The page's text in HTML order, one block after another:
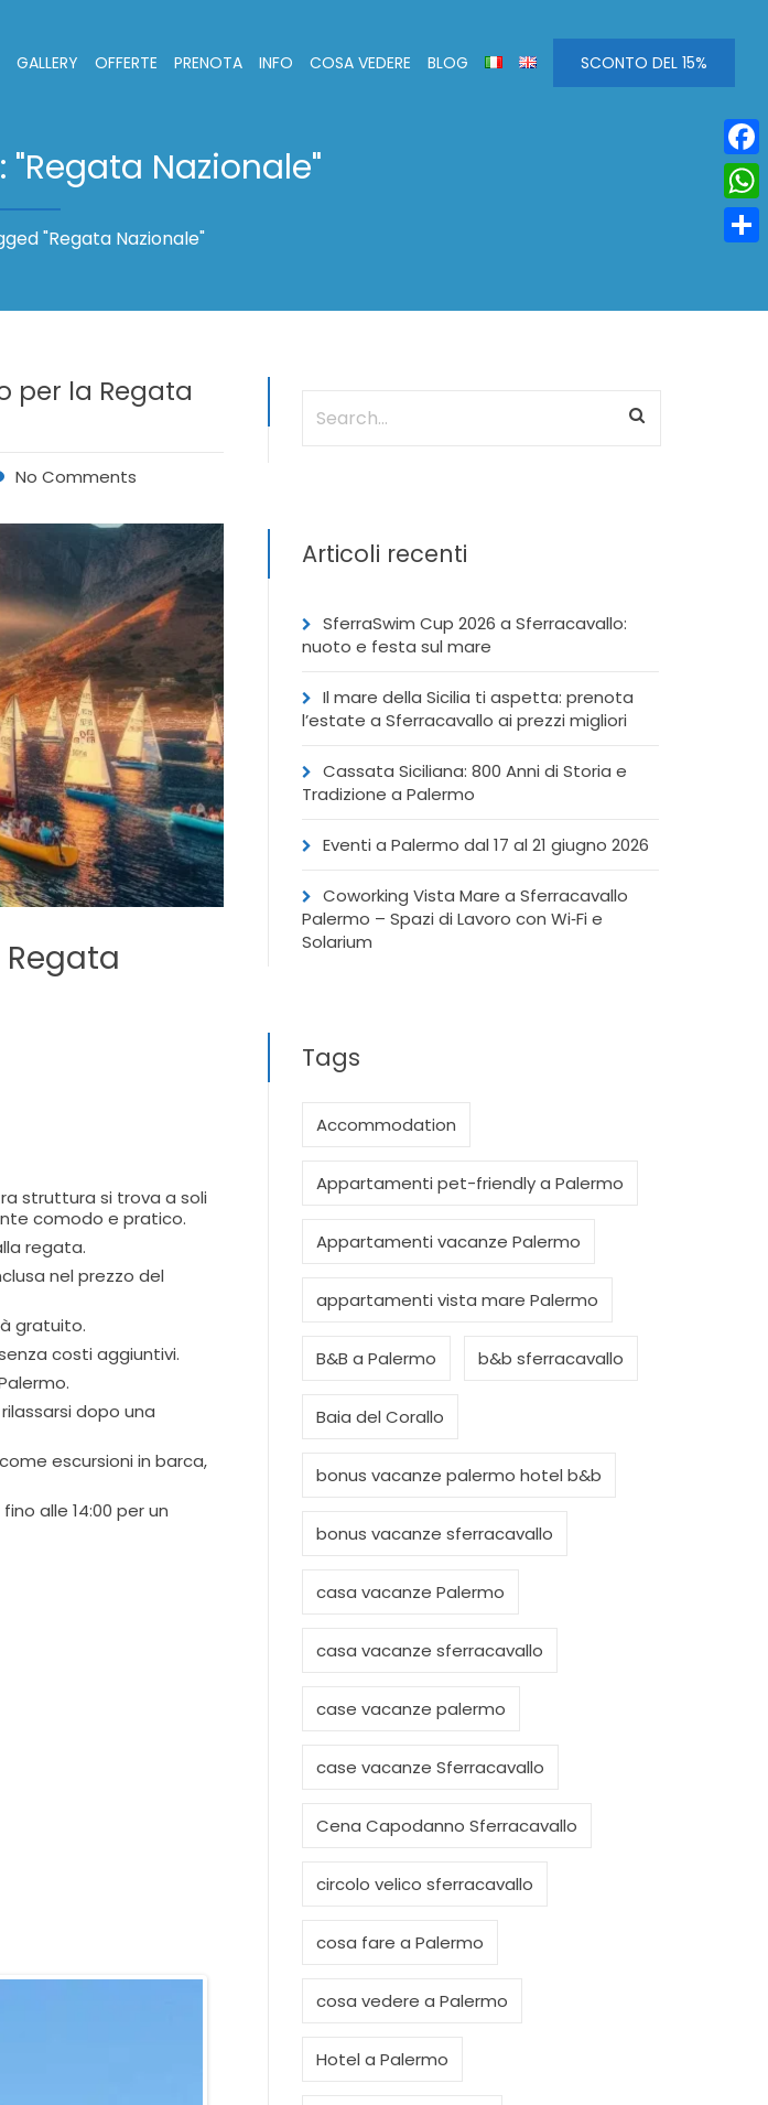
GALLERY OFFERTE PRENOTA INFO COSA VEDERE BLOG SCONTO DEL 15%
Nazionale"
"Regata Nazionale"
per la Regata
No Comments
struttura si trova a soli
comodo e pratico.
regata.
nel prezzo del
gratuito.
costi aggiuntivi.
dopo una
escursioni in barca,
alle 14:00 per un
Articoli recenti
SferraSwim Cup 2026 a Sferracavallo:
nuoto e festa sul mare
Il mare della Sicilia ti aspetta: prenota
l’estate a Sferracavallo ai prezzi migliori
Cassata Siciliana: 800 Anni di Storia e
Tradizione a Palermo
Eventi a Palermo dal 17 al 21 giugno 2026
Coworking Vista Mare a Sferracavallo
Palermo – Spazi di Lavoro con Wi‑Fi e
Solarium
Tags
Accommodation
Appartamenti pet-friendly a Palermo
Appartamenti vacanze Palermo
appartamenti vista mare Palermo
B&B a Palermo b&b sferracavallo
Baia del Corallo
bonus vacanze palermo hotel b&b
bonus vacanze sferracavallo
casa vacanze Palermo
casa vacanze sferracavallo
case vacanze palermo
case vacanze Sferracavallo
Cena Capodanno Sferracavallo
circolo velico sferracavallo
cosa fare a Palermo
cosa vedere a Palermo
Hotel a Palermo